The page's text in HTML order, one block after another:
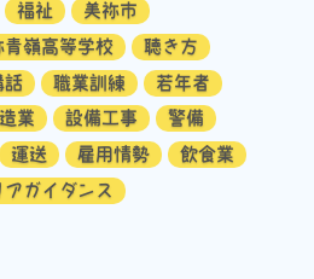
福祉
美祢市
青嶺高等学校
聴き方
話 職業訓練
若年者
業 設備工事
警備
運送 雇用情勢
飲食業
ガイダンス